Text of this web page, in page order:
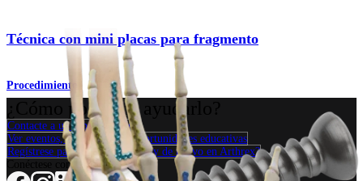
Técnica con mini placas para fragmento
Procedimiento
¿Cómo podemos ayudarlo?
Contacte a un representante
Ver eventos, laboratorios y oportunidades educativas
Regístrese para recibir: ¿Qué hay de nuevo en Arthrex?
Conéctese con nosotros